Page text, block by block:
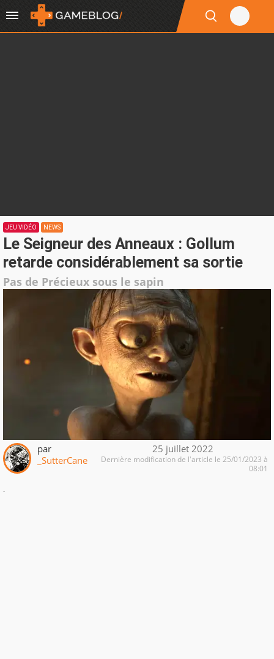
JEU VIDÉO NEWS
Le Seigneur des Anneaux : Gollum
retarde considérablement sa sortie
Pas de Précieux sous le sapin
par
_SutterCane
25 juillet 2022
Dernière modification de l'article le 25/01/2023 à
08:01
.